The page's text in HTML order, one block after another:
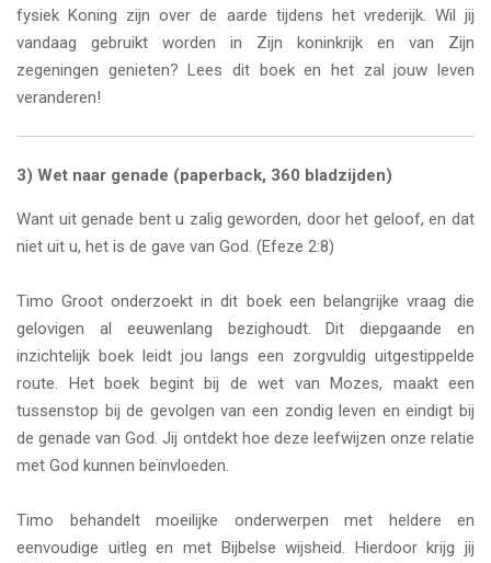
fysiek Koning zijn over de aarde tijdens het vrederijk. Wil jij
vandaag gebruikt worden in Zijn koninkrijk en van Zijn
zegeningen genieten? Lees dit boek en het zal jouw leven
veranderen!
3) Wet naar genade (paperback, 360 bladzijden)
Want uit genade bent u zalig geworden, door het geloof, en dat
niet uit u, het is de gave van God. (Efeze 2:8)
Timo Groot onderzoekt in dit boek een belangrijke vraag die
gelovigen al eeuwenlang bezighoudt. Dit diepgaande en
inzichtelijk boek leidt jou langs een zorgvuldig uitgestippelde
route. Het boek begint bij de wet van Mozes, maakt een
tussenstop bij de gevolgen van een zondig leven en eindigt bij
de genade van God. Jij ontdekt hoe deze leefwijzen onze relatie
met God kunnen beïnvloeden.
Timo behandelt moeilijke onderwerpen met heldere en
eenvoudige uitleg en met Bijbelse wijsheid. Hierdoor krijg jij